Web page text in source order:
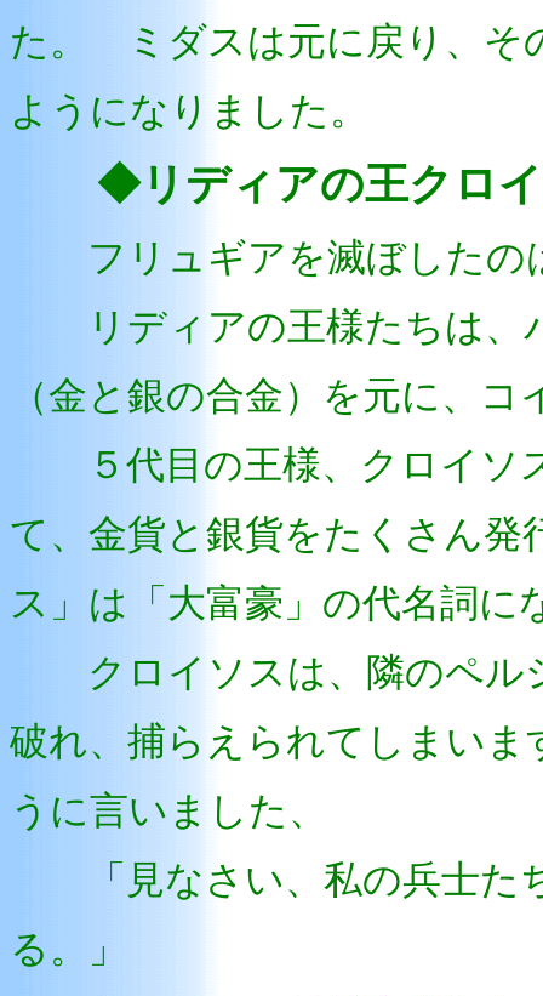
た。 ミダスは元に戻り、そ
ようになりました。
◆リディアの王クロ
フリュギアを滅ぼしたの
リディアの王様たちは、
（金と銀の合金）を元に、
５代目の王様、クロイソ
て、金貨と銀貨をたくさん
ス」は「大富豪」の代名詞に
クロイソスは、隣のペル
破れ、捕らえられてしまい
うに言いました、
「見なさい、私の兵士た
る。」